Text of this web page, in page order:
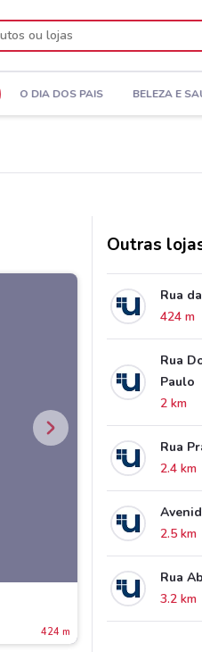
O DIA DOS PAIS BELEZA E
424 m
Outras
Rua
424 m
Rua
Paulo
2 km
Rua
2.4 km
2.5 km
Rua
3.2 km